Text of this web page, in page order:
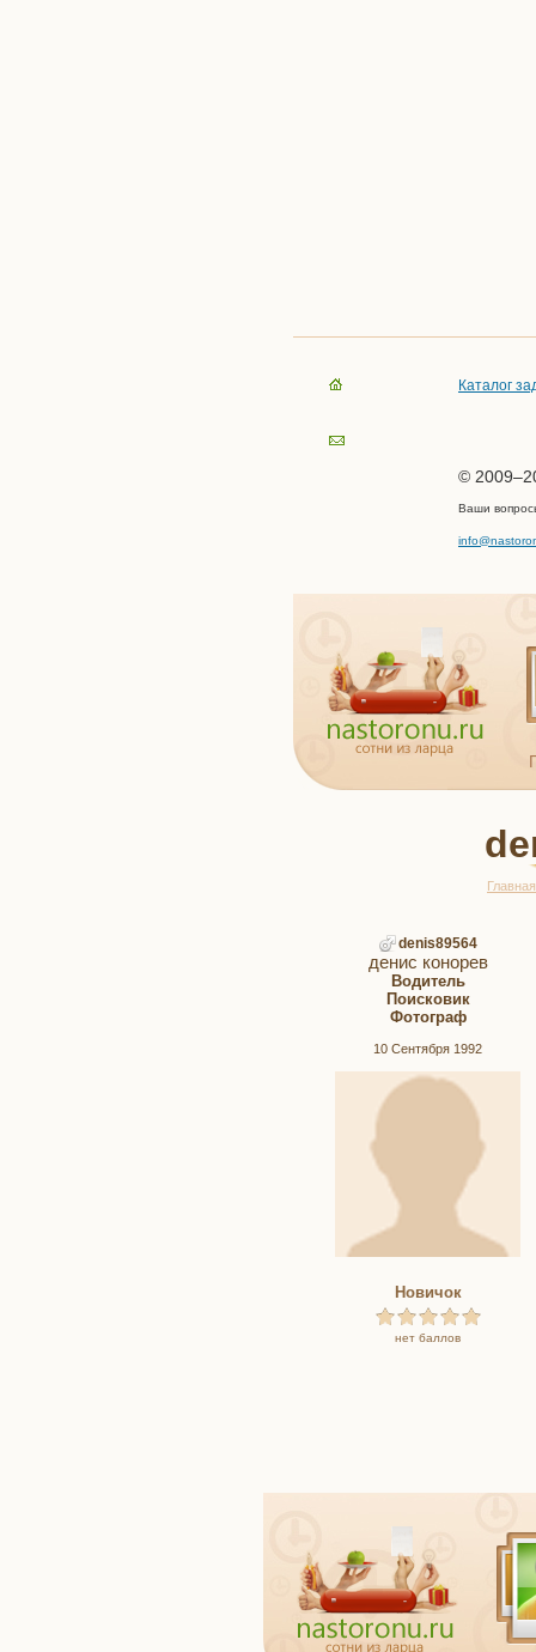
Каталог
©
Ваши
denis89564
денис конорев
Водитель
Поисковик
Фотограф
10 Сентября 1992
Новичок
нет баллов